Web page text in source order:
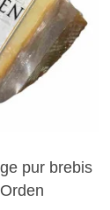
pur brebis